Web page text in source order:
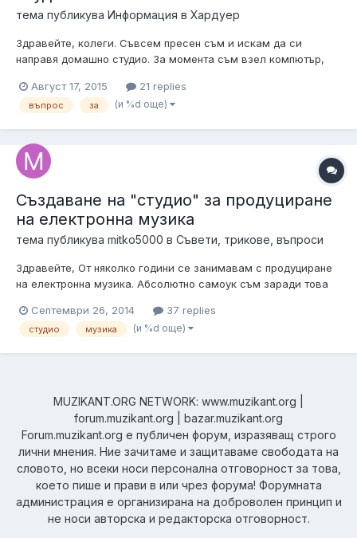
тема публикува Информация в Хардуер
Здравейте, колеги. Съвсем пресен съм и искам да си
направя домашно студио. За момента съм взел компютър,
Разполагам с още 300 лева, въпроса ми е каква аудио карта
и какъв микрофон да си взема, и също така как се връзват
Август 17, 2015 21 replies
въпрос за (и %d още)
Създаване на "студио" за продуциране
на електронна музика
тема публикува mitko5000 в Съвети, трикове, въпроси
Здравейте, От няколко години се занимавам с продуциране
на електронна музика. Абсолютно самоук съм заради това
създадените от мен тракове и мисля, че това което ме спира
в моето развитие е техниката. Още като започнах си взех
Септември 26, 2014 37 replies
студио музика (и %d още)
MUZIKANT.ORG NETWORK: www.muzikant.org |
forum.muzikant.org | bazar.muzikant.org
Forum.muzikant.org е публичен форум, изразяващ строго
лични мнения. Ние зачитаме и защитаваме свободата на
словото, но всеки носи персонална отговорност за това,
което пише и прави в или чрез форума! Форумната
администрация е организирана на доброволен принцип и
не носи авторска и редакторска отговорност.